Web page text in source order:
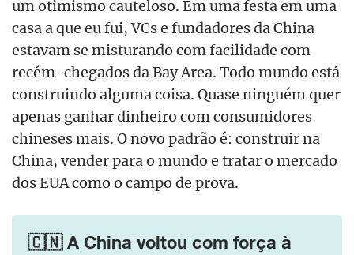
um otimismo cauteloso. Em uma festa em uma
casa a que eu fui, VCs e fundadores da China
estavam se misturando com facilidade com
recém-chegados da Bay Area. Todo mundo está
construindo alguma coisa. Quase ninguém quer
apenas ganhar dinheiro com consumidores
chineses mais. O novo padrão é: construir na
China, vender para o mundo e tratar o mercado
dos EUA como o campo de prova.
🇨🇳 A China voltou com força à